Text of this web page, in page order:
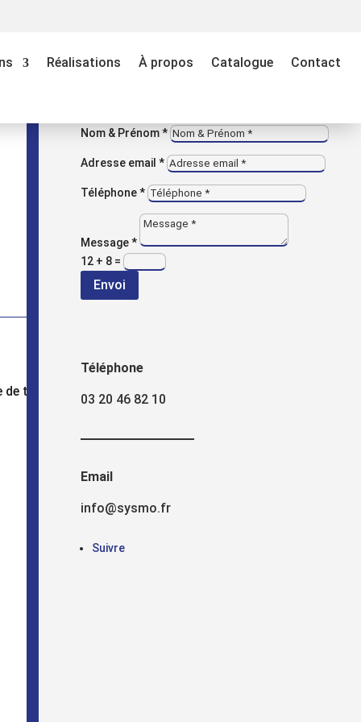
Réalisations À propos Catalogue Contact
travail
VOUS AVEZ UNE QUESTION ?
Contactez-nous
Nom & Prénom *
Adresse email *
Téléphone *
Message *
12 + 8 =
Envoi
Téléphone
03 20 46 82 10
Email
info@sysmo.fr
Suivre